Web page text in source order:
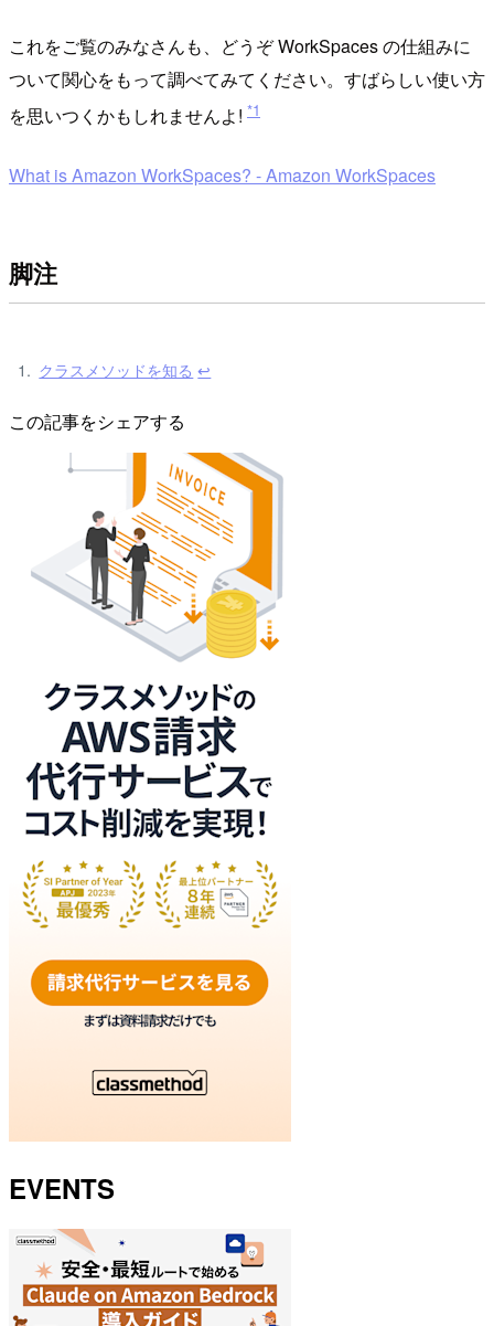
これをご覧のみなさんも、どうぞ WorkSpaces の仕組みに
ついて関心をもって調べてみてください。すばらしい使い方
を思いつくかもしれませんよ! *1
What is Amazon WorkSpaces? - Amazon WorkSpaces
脚注
クラスメソッドを知る ↩
この記事をシェアする
EVENTS